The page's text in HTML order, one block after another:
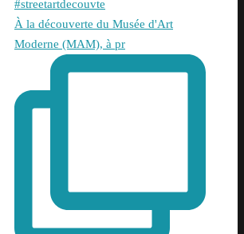
À la découverte du Musée d'Art
Moderne (MAM), à pr